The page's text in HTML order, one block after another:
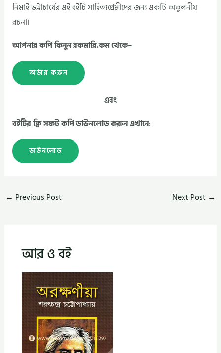
নিমাই ভট্টাচার্যের এই বইটি সাহিত্যপ্রেমীদের জন্য একটি অতুলনীয়
রচনা।
আপনার কপি কিনুন রকমারি.কম থেকে–
অর্ডার করুন
এবং
বইটির ফ্রি সফট কপি ডাউনলোড করুন এখানে:
ডাউনলোড
← Previous Post Next Post →
আর ও বই